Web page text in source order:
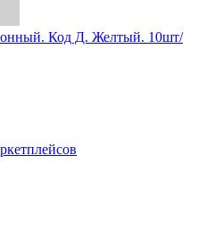
Код Д. Желтый. 10шт/